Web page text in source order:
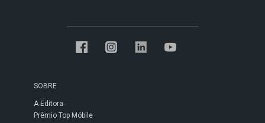
SOBRE
A Editora
Prêmio Top Móbile